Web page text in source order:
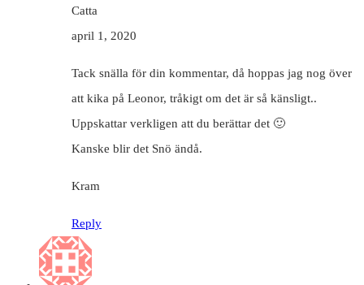
Catta
april 1, 2020
Tack snälla för din kommentar, då hoppas jag nog över
att kika på Leonor, tråkigt om det är så känsligt..
Uppskattar verkligen att du berättar det 🙂
Kanske blir det Snö ändå.
Kram
Reply